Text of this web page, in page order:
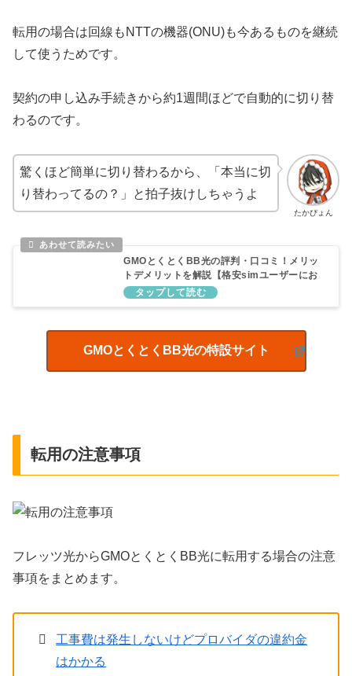
転用の場合は回線もNTTの機器(ONU)も今あるものを継続
して使うためです。
契約の申し込み手続きから約1週間ほどで自動的に切り替
わるのです。
たかぴょん
驚くほど簡単に切り替わるから、「本当に切
り替わってるの？」と拍子抜けしちゃうよ
GMOとくとくBB光の評判・口コミ！メリッ
トデメリットを解説【格安simユーザーにお
すすめ】
GMOとくとくBB光の特設サイト
転用の注意事項
フレッツ光からGMOとくとくBB光に転用する場合の注意
事項をまとめます。
工事費は発生しないけどプロバイダの違約金
はかかる